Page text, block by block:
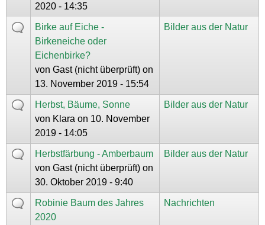
2020 - 14:35
Birke auf Eiche -
Birkeneiche oder
Eichenbirke?
von Gast (nicht überprüft) on
13. November 2019 - 15:54
Bilder aus der Natur
Herbst, Bäume, Sonne
von Klara on 10. November
2019 - 14:05
Bilder aus der Natur
Herbstfärbung - Amberbaum
von Gast (nicht überprüft) on
30. Oktober 2019 - 9:40
Bilder aus der Natur
Robinie Baum des Jahres
2020
Nachrichten